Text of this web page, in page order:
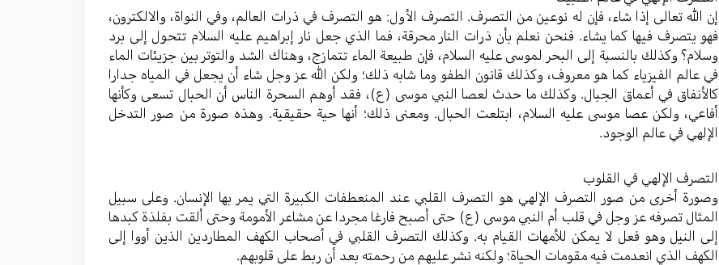
إن الله تعالى إذا شاء، فإن له نوعين من التصرف. التصرف الأول: هو التصرف في ذرات العالم، وفي النواة، والالكترون،
فهو يتصرف فيها كما يشاء. فنحن نعلم بأن ذرات النار محرقة، فما الذي جعل نار إبراهيم عليه السلام تتحول إلى برد
وسلام؟ وكذلك بالنسبة إلى البحر لموسى عليه السلام، فإن طبيعة الماء تتمازج، وهناك الشد والتوتر بين جزيئات الماء
في عالم الفيزياء كما هو معروف، وكذلك قانون الطفو وما شابه ذلك؛ ولكن الله عز وجل شاء أن يجعل في المياه جدارا
كالأنفاق في أعماق الجبال. وكذلك ما حدث لعصا النبي موسى (ع)، فقد أوهم السحرة الناس أن الحبال تسعى وكأنها
أفاعي، ولكن عصا موسى عليه السلام، ابتلعت الحبال. ومعنى ذلك؛ أنها حية حقيقية. وهذه صورة من صور التدخل
الإلهي في عالم الوجود.
التصرف الإلهي في القلوب
وصورة أخرى من صور التصرف الإلهي هو التصرف القلبي عند المنعطفات الكبيرة التي يمر بها الإنسان. وعلى سبيل
المثال تصرفه عز وجل في قلب أم النبي موسى (ع) حتى أصبح فارغا مجردا عن مشاعر الأمومة وحتى ألقت بفلذة كبدها
إلى النيل وهو فعل لا يمكن للأمهات القيام به. وكذلك التصرف القلبي في أصحاب الكهف المطاردين الذين أووا إلى
الكهف الذي انعدمت فيه مقومات الحياة؛ ولكنه نشر عليهم من رحمته بعد أن ربط على قلوبهم.